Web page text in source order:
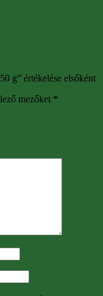
g” értékelése elsőként
mezőket *